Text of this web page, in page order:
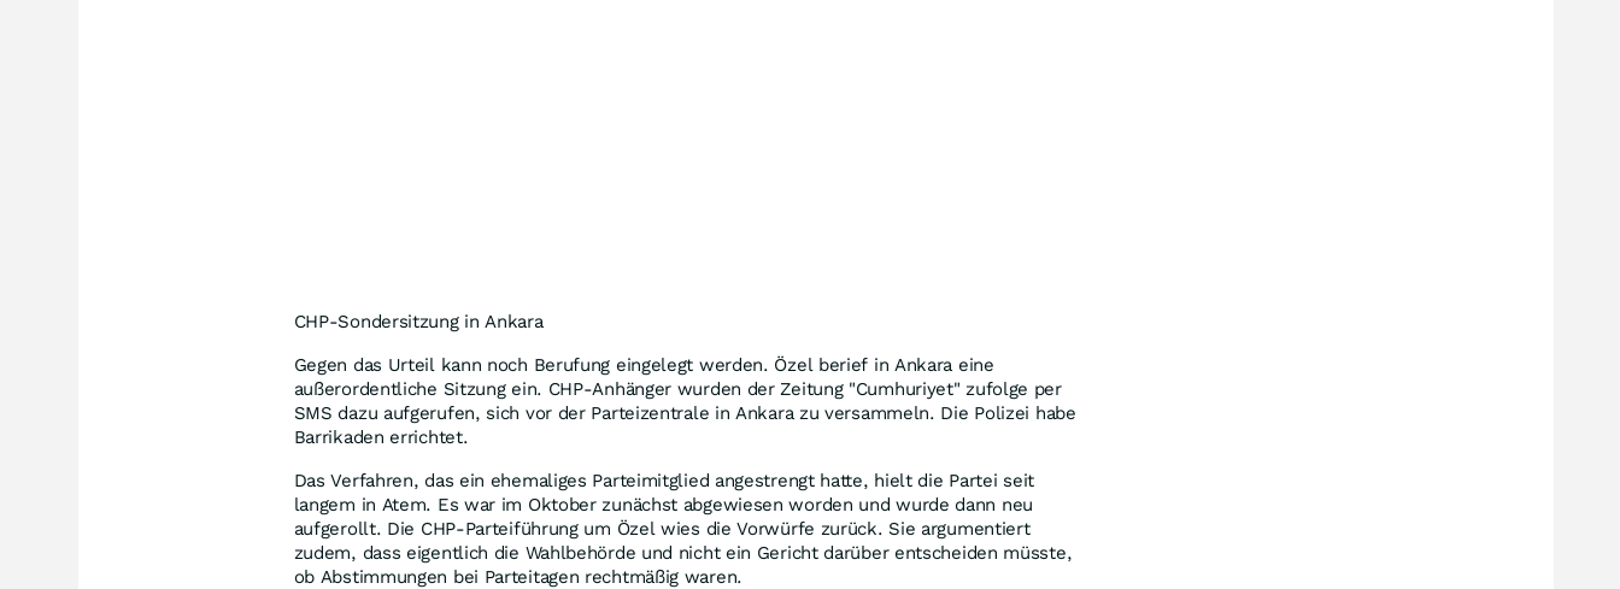
CHP-Sondersitzung in Ankara
Gegen das Urteil kann noch Berufung eingelegt werden. Özel berief in Ankara eine
außerordentliche Sitzung ein. CHP-Anhänger wurden der Zeitung "Cumhuriyet" zufolge per
SMS dazu aufgerufen, sich vor der Parteizentrale in Ankara zu versammeln. Die Polizei habe
Barrikaden errichtet.
Das Verfahren, das ein ehemaliges Parteimitglied angestrengt hatte, hielt die Partei seit
langem in Atem. Es war im Oktober zunächst abgewiesen worden und wurde dann neu
aufgerollt. Die CHP-Parteiführung um Özel wies die Vorwürfe zurück. Sie argumentiert
zudem, dass eigentlich die Wahlbehörde und nicht ein Gericht darüber entscheiden müsste,
ob Abstimmungen bei Parteitagen rechtmäßig waren.